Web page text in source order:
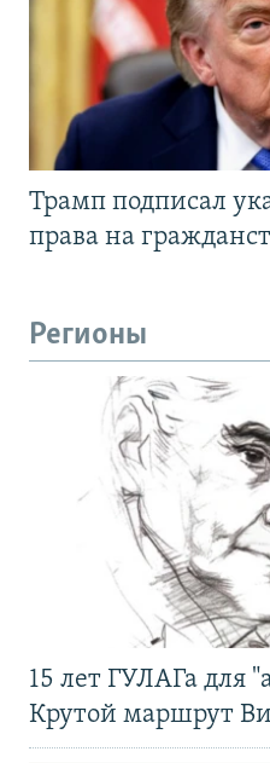
Трамп подписал
права на
Регионы
15 лет ГУЛАГа для
Крутой маршрут